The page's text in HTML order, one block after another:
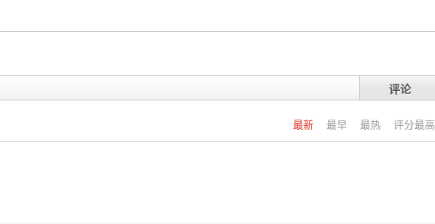
评论
最新 最早 最热 评分最高